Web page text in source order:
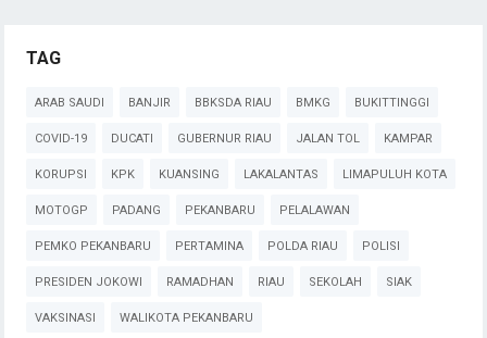
TAG
ARAB SAUDI BANJIR BBKSDA RIAU BMKG BUKITTINGGI
COVID-19 DUCATI GUBERNUR RIAU JALAN TOL KAMPAR
KORUPSI KPK KUANSING LAKALANTAS LIMAPULUH KOTA
MOTOGP PADANG PEKANBARU PELALAWAN
PEMKO PEKANBARU PERTAMINA POLDA RIAU POLISI
PRESIDEN JOKOWI RAMADHAN RIAU SEKOLAH SIAK
VAKSINASI WALIKOTA PEKANBARU